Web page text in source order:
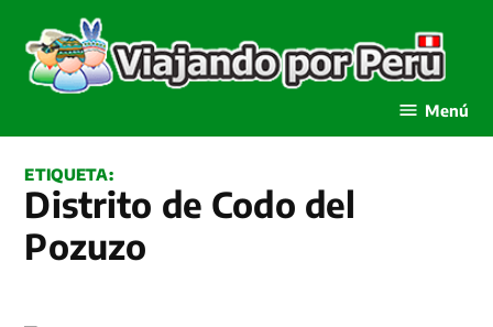
contenido
Menú
ETIQUETA:
Distrito de Codo del
Pozuzo